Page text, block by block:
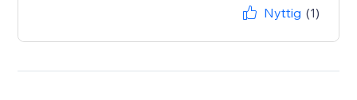
Nyttig (1)